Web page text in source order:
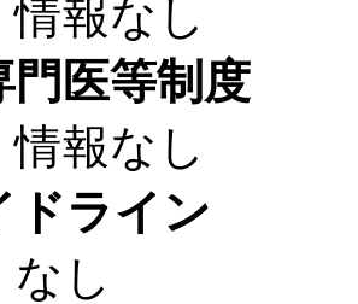
なし
門医等制度
なし
ドライン